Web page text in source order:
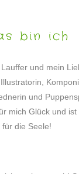
bin ich
und mein
und
mich Glück und ist
die Seele!